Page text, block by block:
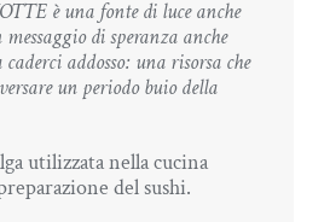
è una fonte di luce anche
di speranza anche
addosso: una risorsa che
un periodo buio della
utilizzata nella cucina
del sushi.